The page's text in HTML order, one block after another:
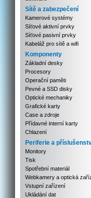
Sítě a zabezpečení
Kamerové systémy
Síťové aktivní prvky
Síťové pasivní prvky
Kabeláž pro sítě a wifi
Komponenty
Základní desky
Procesory
Operační paměti
Pevné a SSD disky
Optické mechaniky
Grafické karty
Case a zdroje
Přídavné interní karty
Chlazení
Periferie a
Monitory
Tisk
Spotřební materiál
Webkamery a optická
Vstupní zařízení
Ukládání dat